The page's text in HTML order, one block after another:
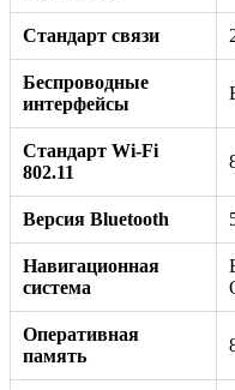
Стандарт связи
Беспроводные
интерфейсы
Стандарт Wi-Fi
802.11
Версия Bluetooth
Навигационная
система
Оперативная
память